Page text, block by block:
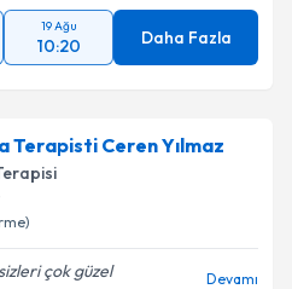
19 Ağu
10:20 Daha Fazla
Terapisti Ceren Yılmaz
çok güzel
Devamı